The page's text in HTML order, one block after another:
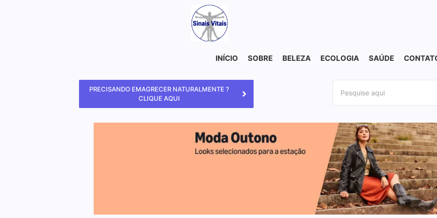
INÍCIO SOBRE BELEZA ECOLOGIA SAÚDE
PRECISANDO EMAGRECER NATURALMENTE ?
CLIQUE AQUI